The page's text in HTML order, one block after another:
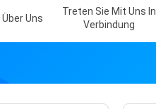
Über Uns
Treten Sie Mit Uns In
Verbindung